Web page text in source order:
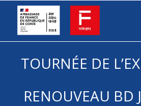
TOURNÉE DE
RENOUVEAU BD